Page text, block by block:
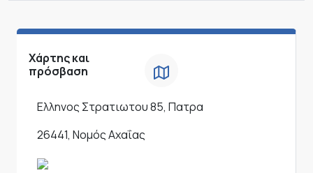
Χάρτης και
πρόσβαση
Ελληνος Στρατιωτου 85, Πατρα
26441, Νομός Αχαΐας